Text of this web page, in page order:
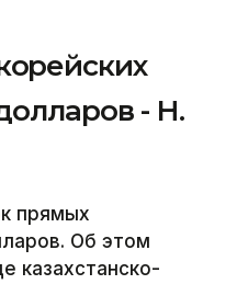
- Н.
прямых
Об этом
казахстанско-